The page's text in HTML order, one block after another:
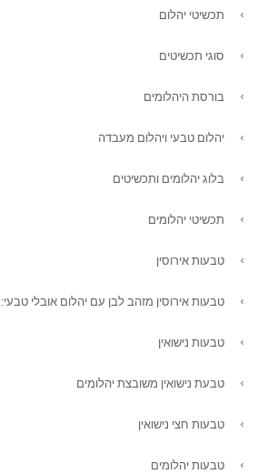
תכשיטי יהלום
סוגי תכשיטים
בורסת היהלומים
יהלום טבעי ויהלום מעבדה
בלוג יהלומים ותכשיטים
תכשיטי יהלומים
טבעות אירוסין
טבעות אירוסין מזהב לבן עם יהלום אובלי טבעי:
טבעות נישואין
טבעת נישואין משובצת יהלומים
טבעות חצי נישואין
טבעות יהלומים